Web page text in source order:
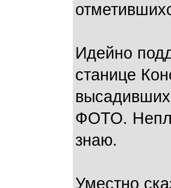
Идейно
станице
ФОТО.
знаю.
Уместно